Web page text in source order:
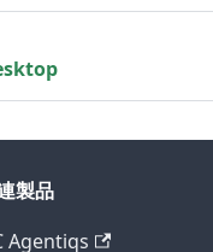
製品
Agentiqs